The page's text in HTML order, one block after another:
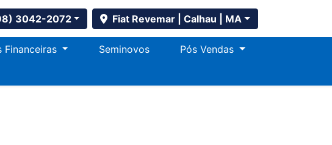
3042-2072 Fiat Revemar | Calhau | MA
Financeiras Seminovos
Pós Vendas